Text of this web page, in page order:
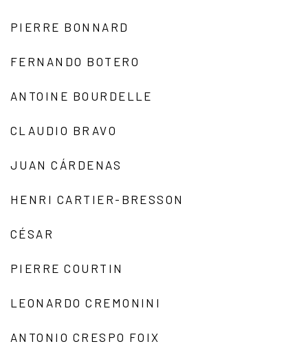
PIERRE BONNARD
FERNANDO BOTERO
ANTOINE BOURDELLE
CLAUDIO BRAVO
JUAN CÁRDENAS
HENRI CARTIER-BRESSON
CÉSAR
PIERRE COURTIN
LEONARDO CREMONINI
ANTONIO CRESPO FOIX